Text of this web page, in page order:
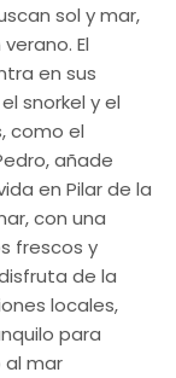
sol y mar,
El
en sus
snorkel y el
como el
añade
en Pilar de la
con una
frescos y
de la
locales,
para
al mar